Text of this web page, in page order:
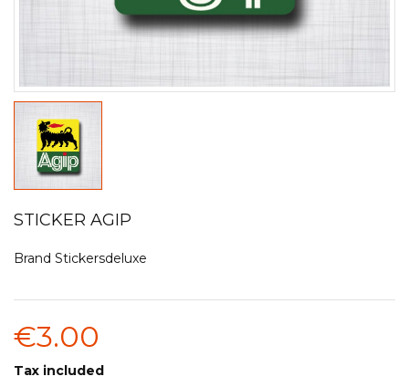
STICKER AGIP
Brand Stickersdeluxe
€3.00
Tax included